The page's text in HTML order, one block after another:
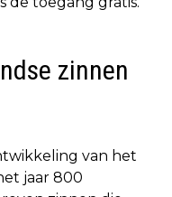
zinnen
van het
jaar 800